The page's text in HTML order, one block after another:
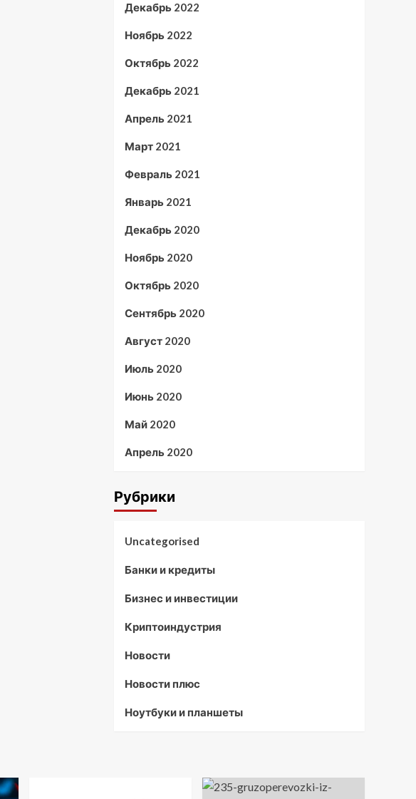
Декабрь 2022
Ноябрь 2022
Октябрь 2022
Декабрь 2021
Апрель 2021
Март 2021
Февраль 2021
Январь 2021
Декабрь 2020
Ноябрь 2020
Октябрь 2020
Сентябрь 2020
Август 2020
Июль 2020
Июнь 2020
Май 2020
Апрель 2020
Рубрики
Uncategorised
Банки и кредиты
Бизнес и инвестиции
Криптоиндустрия
Новости
Новости плюс
Ноутбуки и планшеты